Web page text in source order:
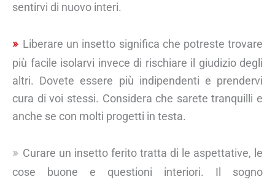
sentirvi di nuovo interi.
Liberare un insetto significa che potreste trovare
più facile isolarvi invece di rischiare il giudizio degli
altri. Dovete essere più indipendenti e prendervi
cura di voi stessi. Considera che sarete tranquilli e
anche se con molti progetti in testa.
Curare un insetto ferito tratta di le aspettative, le
cose buone e questioni interiori. Il sogno